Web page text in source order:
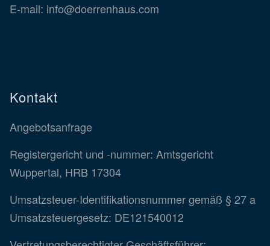
E-mail: info@doerrenhaus.com
Kontakt
Angebotsanfrage
Registergericht und -nummer: Amtsgericht
Wuppertal, HRB 17304
Umsatzsteuer-Identifikationsnummer gemäß § 27 a
Umsatzsteuergesetz: DE121540012